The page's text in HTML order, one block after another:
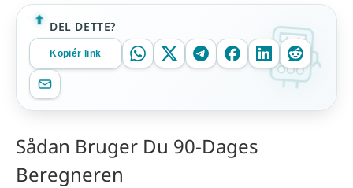
DEL DETTE?
Kopiér link
Sådan Bruger Du 90-Dages
Beregneren